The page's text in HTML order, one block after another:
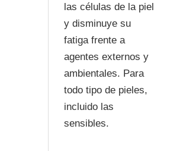
las células de la piel
y disminuye su
fatiga frente a
agentes externos y
ambientales. Para
todo tipo de pieles,
incluido las
sensibles.